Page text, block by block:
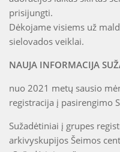
prisijungti.
Dėkojame visiems už
sielovados veiklai.
NAUJA INFORMACIJA
nuo 2021 metų sausio
registracija į pasirengimo
Sužadėtiniai į grupes
arkivyskupijos Šeimos